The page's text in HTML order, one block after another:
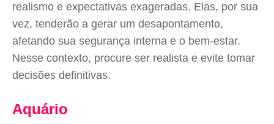
realismo e expectativas exageradas. Elas, por sua
vez, tenderão a gerar um desapontamento,
afetando sua segurança interna e o bem-estar.
Nesse contexto, procure ser realista e evite tomar
decisões definitivas.
Aquário